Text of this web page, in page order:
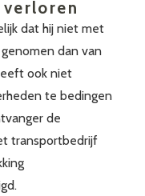
dat hij niet met
dan van
ook niet
te bedingen
de
transportbedrijf